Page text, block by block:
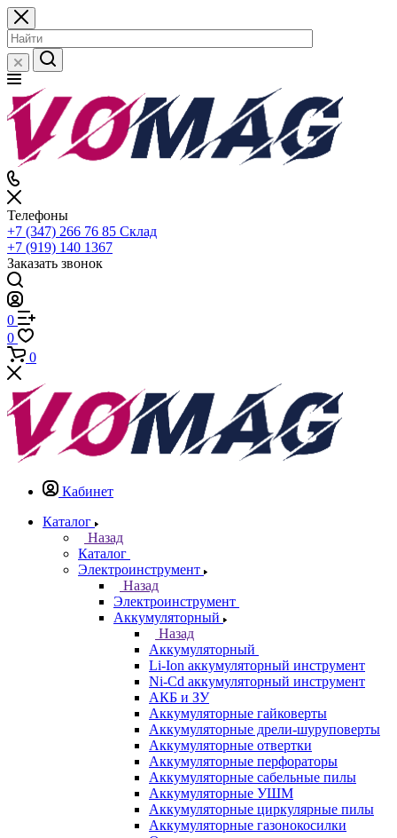
Телефоны
+7 (347) 266 76 85 Склад
+7 (919) 140 1367
Заказать звонок
0
0
0
Кабинет
Каталог
Назад
Каталог
Электроинструмент
Назад
Электроинструмент
Аккумуляторный
Назад
Аккумуляторный
Li-Ion аккумуляторный инструмент
Ni-Cd аккумуляторный инструмент
АКБ и ЗУ
Аккумуляторные гайковерты
Аккумуляторные дрели-шуруповерты
Аккумуляторные отвертки
Аккумуляторные перфораторы
Аккумуляторные сабельные пилы
Аккумуляторные УШМ
Аккумуляторные циркулярные пилы
Аккумуляторные газонокосилки